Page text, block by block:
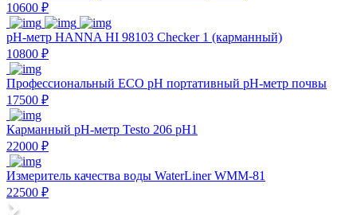
10600 ₽
pH-метр HANNA HI 98103 Checker 1 (карманный)
10800 ₽
Профессиональный ECO pH портативный рН-метр почвы
17500 ₽
Карманный pH-метр Testo 206 pH1
22000 ₽
Измеритель качества воды WaterLiner WMM-81
22500 ₽